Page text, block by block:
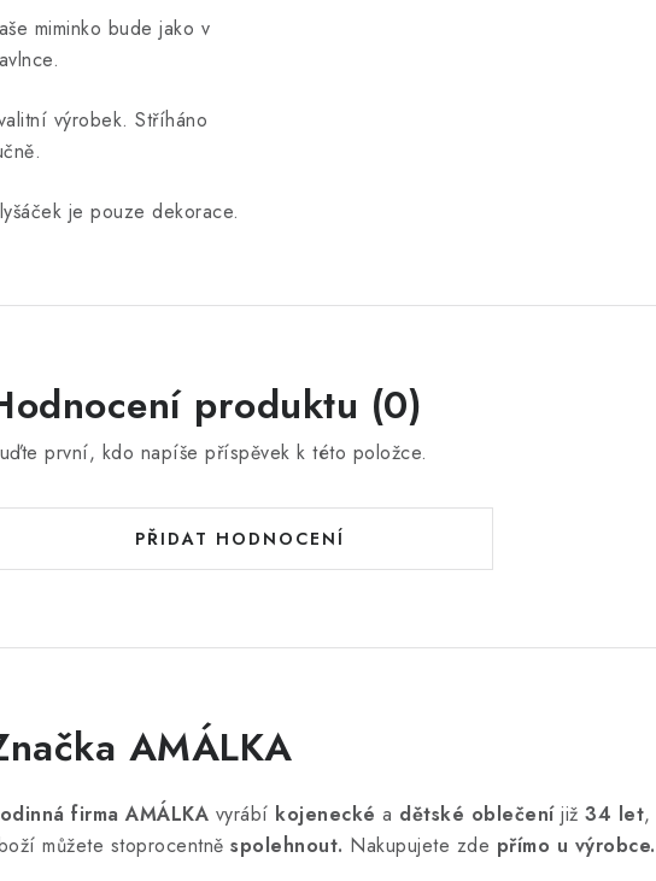
miminko bude jako v
výrobek. Stříháno
je pouze dekorace.
produktu (0)
první, kdo napíše příspěvek k této položce.
PŘIDAT HODNOCENÍ
AMÁLKA
firma AMÁLKA vyrábí kojenecké a dětské oblečeníjiž 34 let,
můžete stoprocentně spolehnout. Nakupujete zde přímo u výrobce.